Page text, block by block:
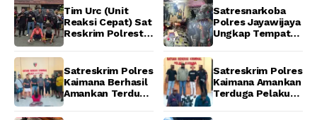
Pelaku Pencurian
di SMA
Sanawesen
Kasus Tindak
Pidana Narkotika
Golongan I Jenis
Shabu di SP 4
Tim Urc (Unit
Reaksi Cepat) Sat
Reskrim Polresta
2 Pelaku
Pengeroyokan di
Taman Ria kab.
Satresnarkoba
Polres Jayawijaya
Ungkap Tempat
Wamena
Satreskrim Polres
Kaimana Berhasil
Amankan Terduga
Satreskrim Polres
Kaimana Amankan
Terduga Pelaku